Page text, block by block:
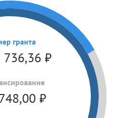
гранта
736,36 ₽
₽